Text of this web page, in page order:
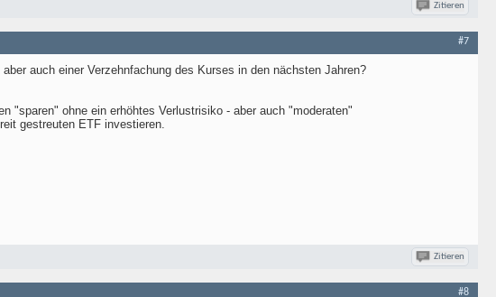
Zitieren
#7
auch einer Verzehnfachung des Kurses in den nächsten Jahren?
"sparen" ohne ein erhöhtes Verlustrisiko - aber auch "moderaten"
gestreuten ETF investieren.
Zitieren
#8